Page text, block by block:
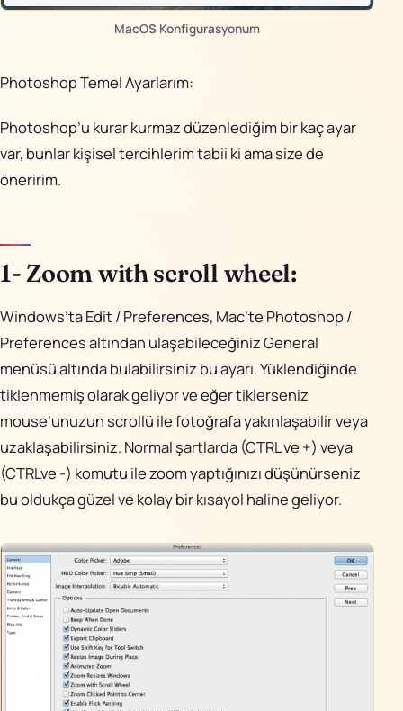
MacOS Konfigurasyonum
Photoshop Temel Ayarlarım:
Photoshop’u kurar kurmaz düzenlediğim bir kaç ayar
var, bunlar kişisel tercihlerim tabii ki ama size de
öneririm.
1- Zoom with scroll wheel:
Windows’ta Edit / Preferences, Mac’te Photoshop /
Preferences altından ulaşabileceğiniz General
menüsü altında bulabilirsiniz bu ayarı. Yüklendiğinde
tiklenmemiş olarak geliyor ve eğer tiklerseniz
mouse’unuzun scrollü ile fotoğrafa yakınlaşabilir veya
uzaklaşabilirsiniz. Normal şartlarda (CTRL ve +) veya
(CTRLve -) komutu ile zoom yaptığınızı düşünürseniz
bu oldukça güzel ve kolay bir kısayol haline geliyor.